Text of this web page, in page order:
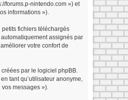
forums.p-nintendo.com ») et
informations »).
fichiers téléchargés
assignés par
votre confort de
par le logiciel phpBB.
tant qu’utilisateur anonyme,
messages »).